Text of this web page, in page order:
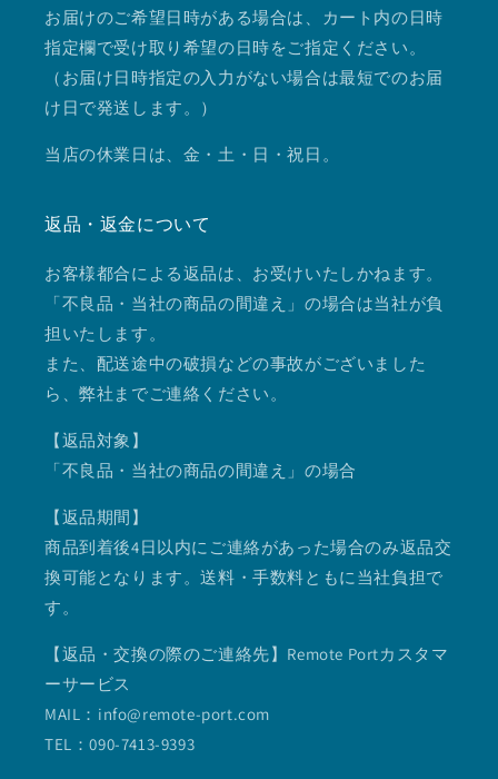
お届けのご希望日時がある場合は、カート内の日時
指定欄で受け取り希望の日時をご指定ください。
（お届け日時指定の入力がない場合は最短でのお届
け日で発送します。）
当店の休業日は、金・土・日・祝日。
返品・返金について
お客様都合による返品は、お受けいたしかねます。
「不良品・当社の商品の間違え」の場合は当社が負
担いたします。
また、配送途中の破損などの事故がございました
ら、弊社までご連絡ください。
【返品対象】
「不良品・当社の商品の間違え」の場合
【返品期間】
商品到着後4日以内にご連絡があった場合のみ返品交
換可能となります。送料・手数料ともに当社負担で
す。
【返品・交換の際のご連絡先】Remote Portカスタマ
ーサービス
MAIL：info@remote-port.com
TEL：090-7413-9393